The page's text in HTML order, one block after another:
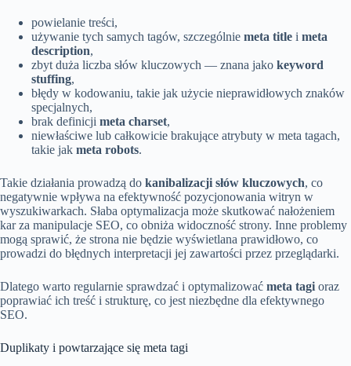
powielanie treści,
używanie tych samych tagów, szczególnie meta title i meta
description,
zbyt duża liczba słów kluczowych — znana jako keyword
stuffing,
błędy w kodowaniu, takie jak użycie nieprawidłowych znaków
specjalnych,
brak definicji meta charset,
niewłaściwe lub całkowicie brakujące atrybuty w meta tagach,
takie jak meta robots.
Takie działania prowadzą do kanibalizacji słów kluczowych, co
negatywnie wpływa na efektywność pozycjonowania witryn w
wyszukiwarkach. Słaba optymalizacja może skutkować nałożeniem
kar za manipulacje SEO, co obniża widoczność strony. Inne problemy
mogą sprawić, że strona nie będzie wyświetlana prawidłowo, co
prowadzi do błędnych interpretacji jej zawartości przez przeglądarki.
Dlatego warto regularnie sprawdzać i optymalizować meta tagi oraz
poprawiać ich treść i strukturę, co jest niezbędne dla efektywnego
SEO.
Duplikaty i powtarzające się meta tagi